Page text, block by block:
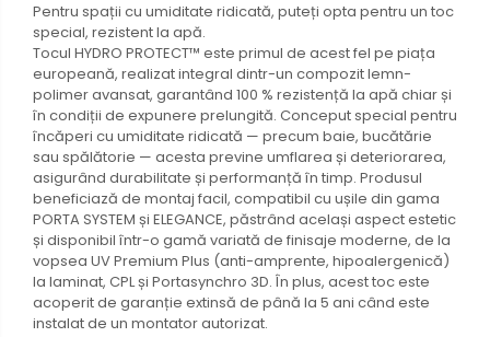
Pentru spații cu umiditate ridicată, puteți opta pentru un toc
special, rezistent la apă.
Tocul HYDRO PROTECT™ este primul de acest fel pe piața
europeană, realizat integral dintr-un compozit lemn-
polimer avansat, garantând 100 % rezistență la apă chiar și
în condiții de expunere prelungită. Conceput special pentru
încăperi cu umiditate ridicată — precum baie, bucătărie
sau spălătorie — acesta previne umflarea și deteriorarea,
asigurând durabilitate și performanță în timp. Produsul
beneficiază de montaj facil, compatibil cu ușile din gama
PORTA SYSTEM și ELEGANCE, păstrând același aspect estetic
și disponibil într-o gamă variată de finisaje moderne, de la
vopsea UV Premium Plus (anti-amprente, hipoalergenică)
la laminat, CPL și Portasynchro 3D. În plus, acest toc este
acoperit de garanție extinsă de până la 5 ani când este
instalat de un montator autorizat.